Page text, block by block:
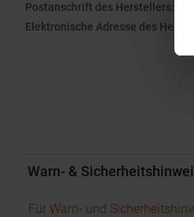
Postanschrift des Herstellers:
Elektronische Adresse des
Warn- &
Für Warn- und